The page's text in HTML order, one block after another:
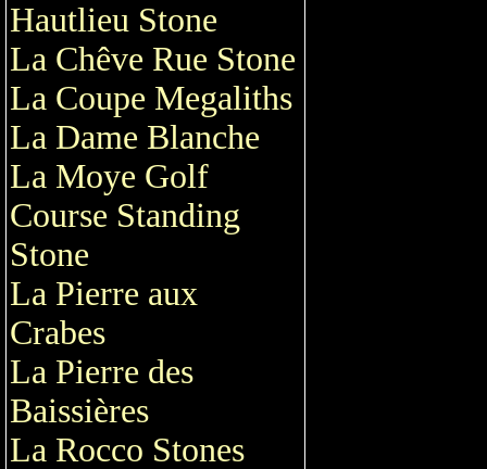
Hautlieu Stone
La Chêve Rue Stone
La Coupe Megaliths
La Dame Blanche
La Moye Golf
Course Standing
Stone
La Pierre aux
Crabes
La Pierre des
Baissières
La Rocco Stones